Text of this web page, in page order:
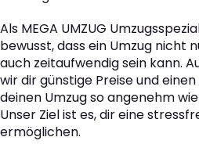
Als MEGA UMZUG
bewusst, dass ein Umzug nicht
auch zeitaufwendig sein kann.
wir dir günstige Preise und
deinen Umzug so angenehm
Unser Ziel ist es, dir eine
ermöglichen.